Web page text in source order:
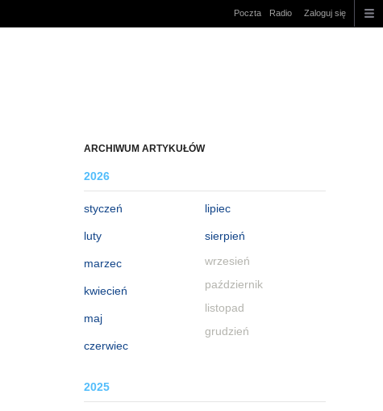
Poczta Radio Zaloguj się
ARCHIWUM ARTYKUŁÓW
2026
styczeń
luty
marzec
kwiecień
maj
czerwiec
lipiec
sierpień
wrzesień
październik
listopad
grudzień
2025